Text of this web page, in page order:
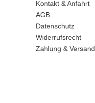
Kontakt & Anfahrt
AGB
Datenschutz
Widerrufsrecht
Zahlung & Versand